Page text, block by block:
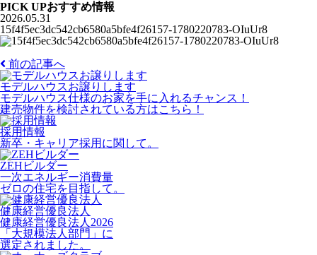
PICK UPおすすめ情報
2026.05.31
15f4f5ec3dc542cb6580a5bfe4f26157-1780220783-OIuUr8
前の記事へ
モデルハウスお譲りします
モデルハウス仕様のお家を手に入れるチャンス！
建売物件を検討されている方はこちら！
採用情報
新卒・キャリア採用に関して。
ZEHビルダー
一次エネルギー消費量
ゼロの住宅を目指して。
健康経営優良法人
健康経営優良法人2026
「大規模法人部門」に
選定されました。